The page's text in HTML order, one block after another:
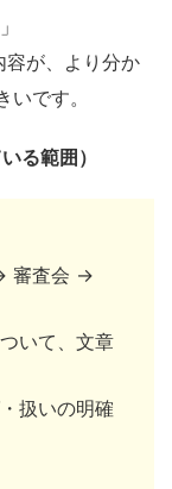
容が、より分か
です。
る範囲）
審査会 →
いて、文章
扱いの明確